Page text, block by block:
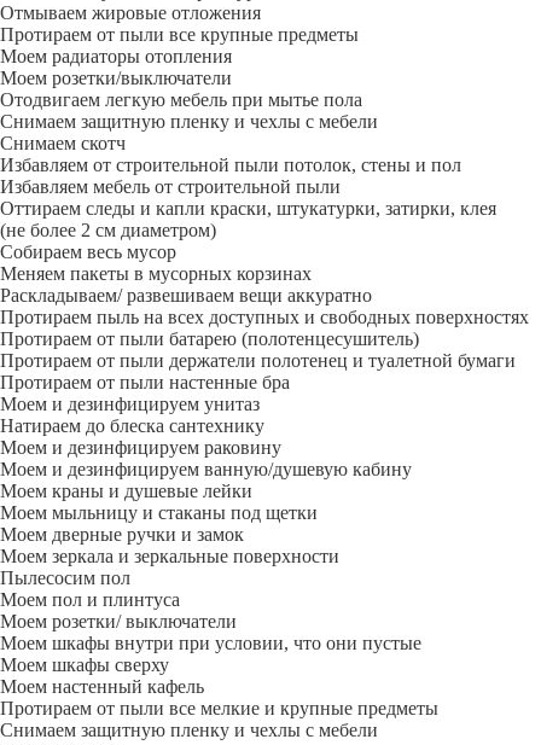
Отмываем жировые отложения
Протираем от пыли все крупные предметы
Моем радиаторы отопления
Моем розетки/выключатели
Отодвигаем легкую мебель при мытье пола
Снимаем защитную пленку и чехлы с мебели
Снимаем скотч
Избавляем от строительной пыли потолок, стены и пол
Избавляем мебель от строительной пыли
Оттираем следы и капли краски, штукатурки, затирки, клея
(не более 2 см диаметром)
Собираем весь мусор
Меняем пакеты в мусорных корзинах
Раскладываем/ развешиваем вещи аккуратно
Протираем пыль на всех доступных и свободных поверхностях
Протираем от пыли батарею (полотенцесушитель)
Протираем от пыли держатели полотенец и туалетной бумаги
Протираем от пыли настенные бра
Моем и дезинфицируем унитаз
Натираем до блеска сантехнику
Моем и дезинфицируем раковину
Моем и дезинфицируем ванную/душевую кабину
Моем краны и душевые лейки
Моем мыльницу и стаканы под щетки
Моем дверные ручки и замок
Моем зеркала и зеркальные поверхности
Пылесосим пол
Моем пол и плинтуса
Моем розетки/ выключатели
Моем шкафы внутри при условии, что они пустые
Моем шкафы сверху
Моем настенный кафель
Протираем от пыли все мелкие и крупные предметы
Снимаем защитную пленку и чехлы с мебели